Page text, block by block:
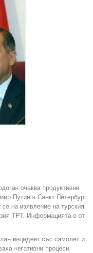
очаква продуктивни
Путин в Санкт Петербург
на изявление на турския
ТРТ. Информацията е от
инцидент със самолет и
негативни процеси.